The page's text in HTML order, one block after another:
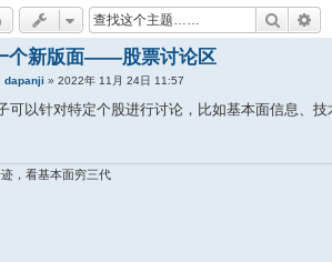
搜索
个新版面——股票讨论区
dapanji » 2022年 11月 24日 11:57
可以针对特定个股进行讨论，比如基本面信息、技
，看基本面穷三代